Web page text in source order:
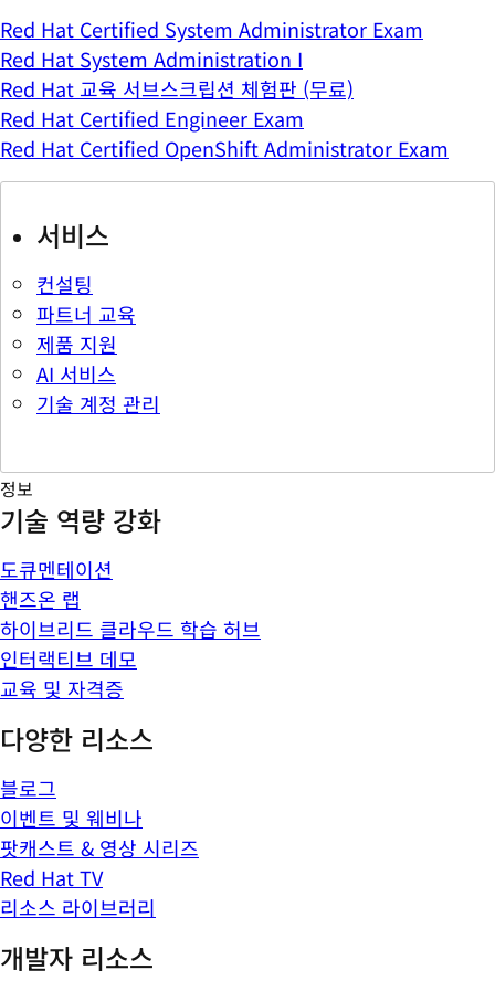
Red Hat Certified System Administrator Exam
Red Hat System Administration I
Red Hat 교육 서브스크립션 체험판 (무료)
Red Hat Certified Engineer Exam
Red Hat Certified OpenShift Administrator Exam
서비스
컨설팅
파트너 교육
제품 지원
AI 서비스
기술 계정 관리
정보
기술 역량 강화
도큐멘테이션
핸즈온 랩
하이브리드 클라우드 학습 허브
인터랙티브 데모
교육 및 자격증
다양한 리소스
블로그
이벤트 및 웨비나
팟캐스트 & 영상 시리즈
Red Hat TV
리소스 라이브러리
개발자 리소스